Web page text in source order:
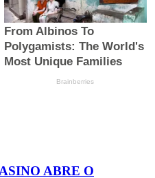
ABRE O